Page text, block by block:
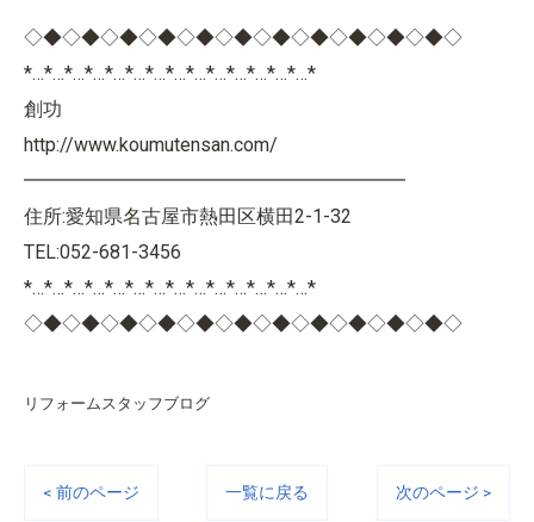
◇◆◇◆◇◆◇◆◇◆◇◆◇◆◇◆◇◆◇◆◇◆◇
*…*…*…*…*…*…*…*…*…*…*…*…*…*…*
創功
http://www.koumutensan.com/
━━━━━━━━━━━━━━━━━━━━
住所:愛知県名古屋市熱田区横田2-1-32
TEL:052-681-3456
*…*…*…*…*…*…*…*…*…*…*…*…*…*…*
◇◆◇◆◇◆◇◆◇◆◇◆◇◆◇◆◇◆◇◆◇◆◇
リフォームスタッフブログ
< 前のページ 一覧に戻る 次のページ >